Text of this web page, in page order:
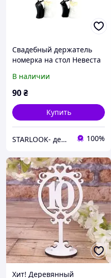
Свадебный держатель
номерка на стол Невеста
В наличии
90₴
Купить
STARLOOK- действенный уход, роскошный макияж 100%
Хит! Деревянный